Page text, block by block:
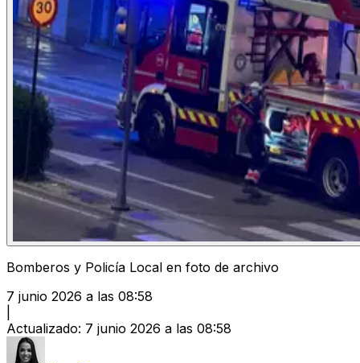
Bomberos y Policía Local en foto de archivo
7 junio 2026 a las 08:58
Actualizado: 7 junio 2026 a las 08:58